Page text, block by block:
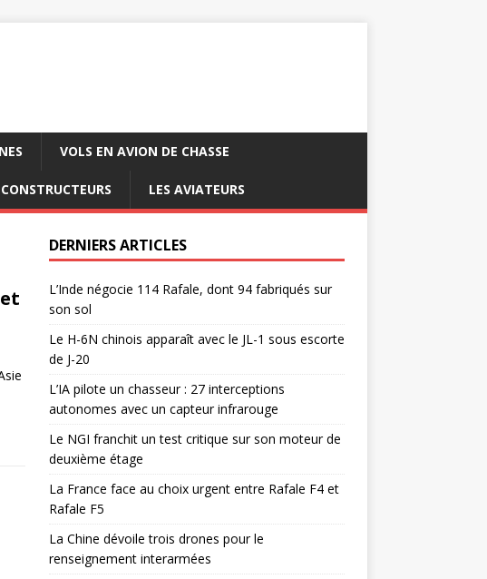
VOLS EN AVION DE CHASSE
CONSTRUCTEURS LES AVIATEURS
DERNIERS ARTICLES
L’Inde négocie 114 Rafale, dont 94 fabriqués sur
son sol
Le H-6N chinois apparaît avec le JL-1 sous escorte
de J-20
L’IA pilote un chasseur : 27 interceptions
autonomes avec un capteur infrarouge
Le NGI franchit un test critique sur son moteur de
deuxième étage
La France face au choix urgent entre Rafale F4 et
Rafale F5
La Chine dévoile trois drones pour le
renseignement interarmées